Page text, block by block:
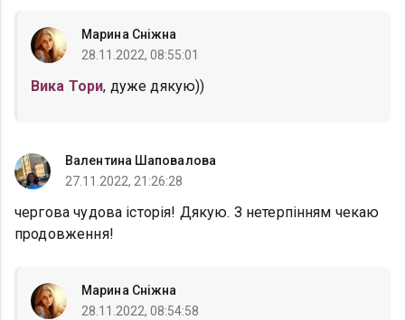
Марина Сніжна
28.11.2022, 08:55:01
Вика Тори, дуже дякую))
Валентина Шаповалова
27.11.2022, 21:26:28
чергова чудова історія! Дякую. З нетерпінням чекаю
продовження!
Марина Сніжна
28.11.2022, 08:54:58